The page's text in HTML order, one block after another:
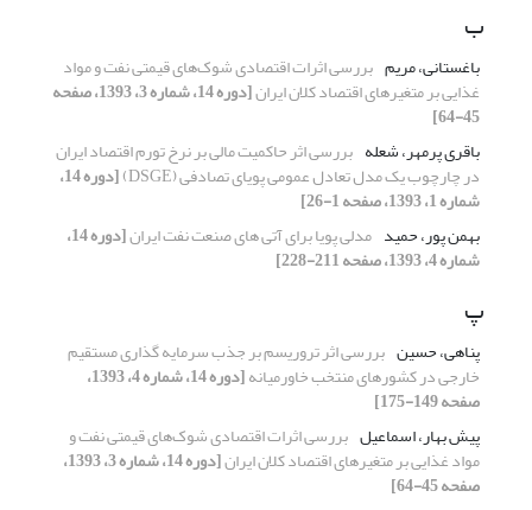
ب
باغستانی، مریم بررسی اثرات اقتصادی شوک‌های قیمتی نفت و مواد
غذایی بر متغیرهای اقتصاد کلان ایران [دوره 14، شماره 3، 1393، صفحه
45-64]
باقری پرمهر، شعله بررسی اثر حاکمیت مالی بر نرخ تورم اقتصاد ایران
در چارچوب یک مدل تعادل عمومی پویای تصادفی (DSGE) [دوره 14،
شماره 1، 1393، صفحه 1-26]
بهمن پور، حمید مدلی پویا برای آتی های صنعت نفت ایران [دوره 14،
شماره 4، 1393، صفحه 211-228]
پ
پناهی، حسین بررسی اثر تروریسم بر جذب سرمایه گذاری مستقیم
خارجی در کشورهای منتخب خاورمیانه [دوره 14، شماره 4، 1393،
صفحه 149-175]
پیش بهار، اسماعیل بررسی اثرات اقتصادی شوک‌های قیمتی نفت و
مواد غذایی بر متغیرهای اقتصاد کلان ایران [دوره 14، شماره 3، 1393،
صفحه 45-64]